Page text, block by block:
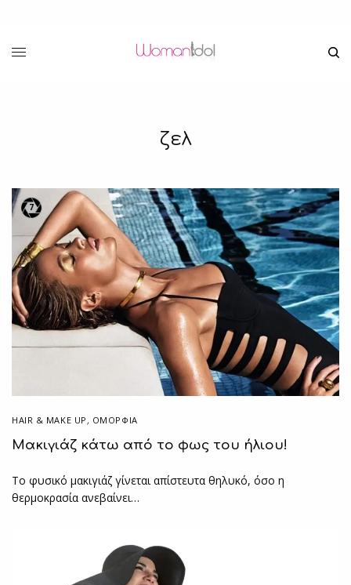
ζελ
7
HAIR & MAKE UP , ΟΜΟΡΦΙΑ
Mακιγιάζ κάτω από το φως του ήλιου!
Το φυσικό μακιγιάζ γίνεται απίστευτα θηλυκό, όσο η
θερμοκρασία ανεβαίνει…